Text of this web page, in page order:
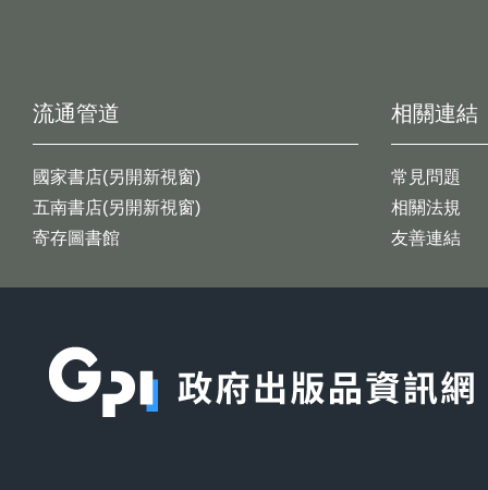
流通管道
國家書店(另開新視窗)
五南書店(另開新視窗)
寄存圖書館
相關連結
常見問題
相關法規
友善連結